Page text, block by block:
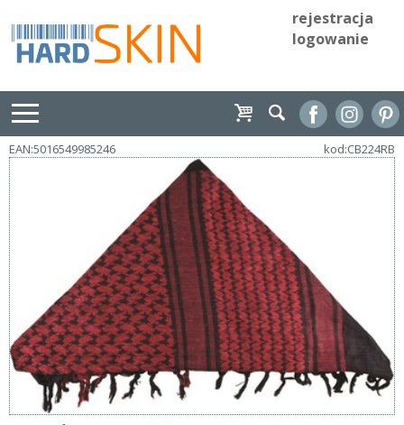
rejestracja
logowanie
EAN:5016549985246 kod:CB224RB